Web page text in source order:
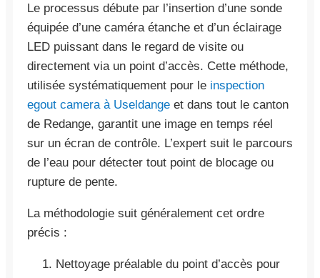
Le processus débute par l’insertion d’une sonde
équipée d’une caméra étanche et d’un éclairage
LED puissant dans le regard de visite ou
directement via un point d’accès. Cette méthode,
utilisée systématiquement pour le inspection
egout camera à Useldange et dans tout le canton
de Redange, garantit une image en temps réel
sur un écran de contrôle. L’expert suit le parcours
de l’eau pour détecter tout point de blocage ou
rupture de pente.
La méthodologie suit généralement cet ordre
précis :
Nettoyage préalable du point d’accès pour